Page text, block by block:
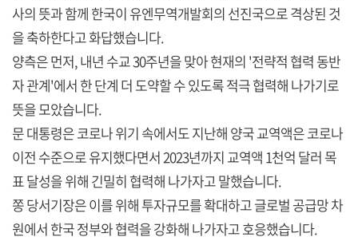
사의 뜻과 함께 한국이 유엔무역개발회의 선진국으로 격상된 것
을 축하한다고 화답했습니다.
양측은 먼저, 내년 수교 30주년을 맞아 현재의 '전략적 협력 동반
자 관계'에서 한 단계 더 도약할 수 있도록 적극 협력해 나가기로
뜻을 모았습니다.
문 대통령은 코로나 위기 속에서도 지난해 양국 교역액은 코로나
이전 수준으로 유지했다면서 2023년까지 교역액 1천억 달러 목
표 달성을 위해 긴밀히 협력해 나가자고 말했습니다.
쫑 당서기장은 이를 위해 투자규모를 확대하고 글로벌 공급망 차
원에서 한국 정부와 협력을 강화해 나가자고 호응했습니다.